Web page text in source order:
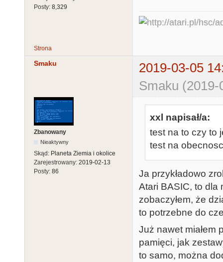
Posty: 8,329
Strona
Smaku
2019-03-05
Smaku
Zbanowany
Nieaktywny
Skąd: Planeta Ziemia i okolice
Zarejestrowany: 2019-02-13
Posty: 86
xxl napisał/a:
test na to czy to
test na
Ja przykładowo
Atari BASIC, to dla
zobaczyłem, że
to potrzebne do
Już nawet miałem
pamięci, jak
to samo, można